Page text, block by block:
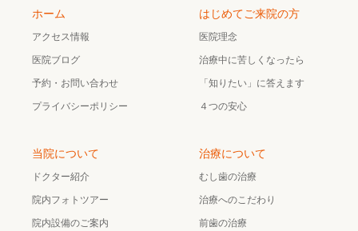
ホーム
アクセス情報
医院ブログ
予約・お問い合わせ
プライバシーポリシー
はじめてご来院の方
医院理念
治療中に苦しくなったら
「知りたい」に答えます
４つの安心
当院について
ドクター紹介
院内フォトツアー
院内設備のご案内
治療について
むし歯の治療
治療へのこだわり
前歯の治療